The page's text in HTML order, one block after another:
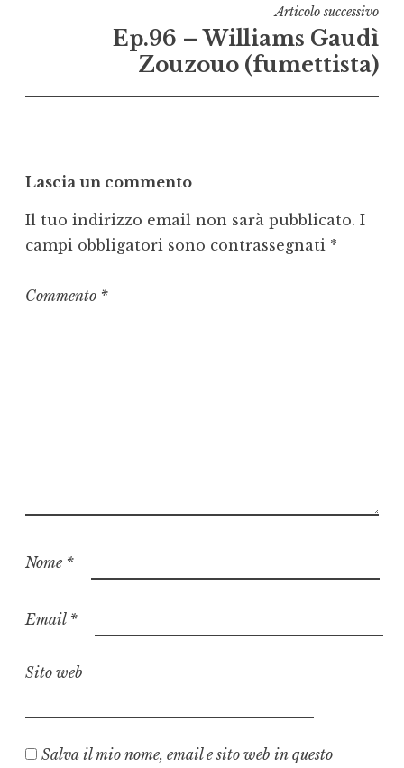
Articolo successivo
Ep.96 – Williams Gaudì
Zouzouo (fumettista)
Lascia un commento
Il tuo indirizzo email non sarà pubblicato. I
campi obbligatori sono contrassegnati *
Commento *
Nome *
Email *
Sito web
Salva il mio nome, email e sito web in questo